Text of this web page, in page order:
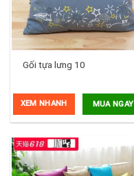
Gối tựa lưng 10
MUA NGAY
XEM NHANH